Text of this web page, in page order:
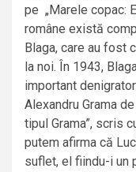
pe „Marele copac:
române există
Blaga, care au fost
la noi. În 1943,
important
Alexandru Grama
tipul Grama”, scris
putem afirma că
suflet, el fiindu-i un